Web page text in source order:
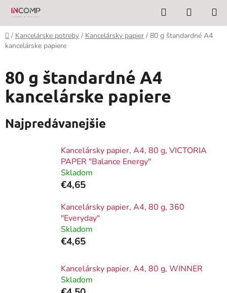
Prejsť
obsah
Hľadať
KOŠÍK
Domov
/ Kancelárske potreby / Kancelársky papier / 80 g štandardné A4
kancelárske papiere
80 g štandardné A4
kancelárske papiere
Najpredávanejšie
Kancelársky papier, A4, 80 g, VICTORIA
PAPER "Balance Energy"
Skladom
€4,65
Kancelársky papier, A4, 80 g, 360
"Everyday"
Skladom
€4,65
Kancelársky papier, A4, 80 g, WINNER
Skladom